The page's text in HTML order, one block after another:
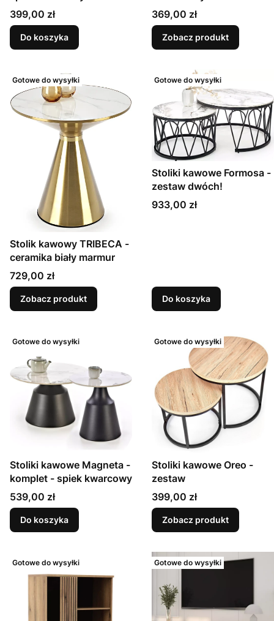
Cena
399,00 zł
Do koszyka
Cena
369,00 zł
Zobacz produkt
Gotowe do wysyłki
Stolik kawowy TRIBECA -
ceramika biały marmur
Cena
729,00 zł
Zobacz produkt
Gotowe do wysyłki
Stoliki kawowe Formosa -
zestaw dwóch!
Cena
933,00 zł
Do koszyka
Gotowe do wysyłki
Stoliki kawowe Magneta -
komplet - spiek kwarcowy
Cena
539,00 zł
Do koszyka
Gotowe do wysyłki
Stoliki kawowe Oreo -
zestaw
Cena
399,00 zł
Zobacz produkt
Gotowe do wysyłki Gotowe do wysyłki